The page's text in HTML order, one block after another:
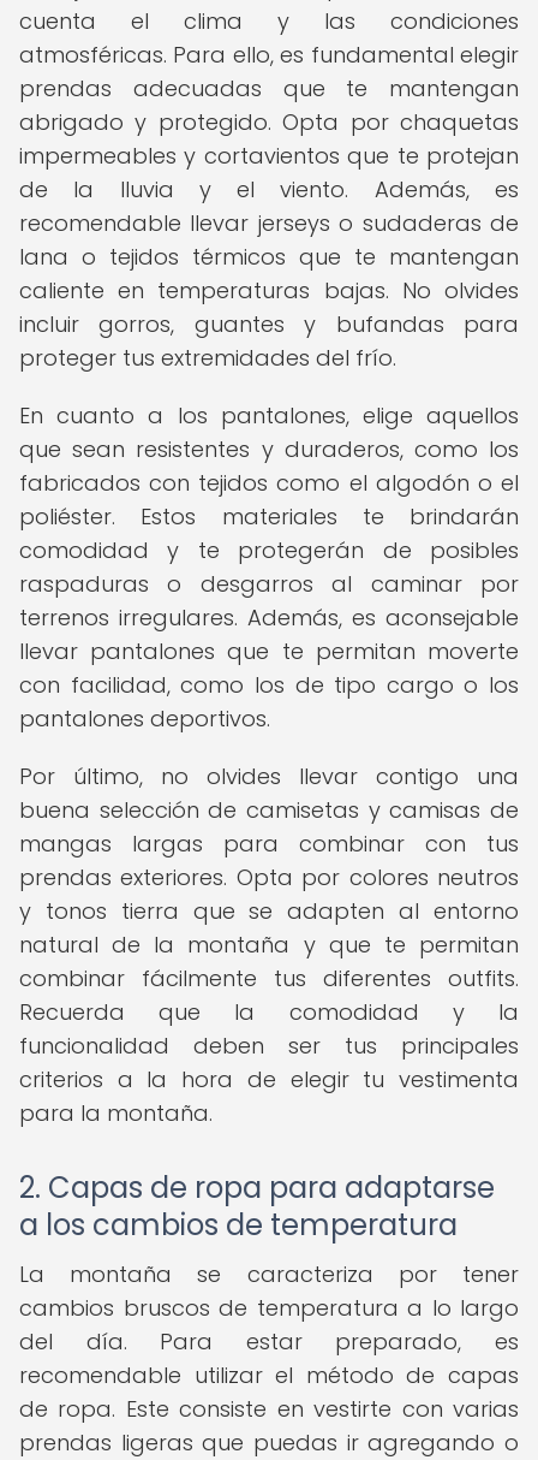
cuenta el clima y las condiciones
atmosféricas. Para ello, es fundamental elegir
prendas adecuadas que te mantengan
abrigado y protegido. Opta por chaquetas
impermeables y cortavientos que te protejan
de la lluvia y el viento. Además, es
recomendable llevar jerseys o sudaderas de
lana o tejidos térmicos que te mantengan
caliente en temperaturas bajas. No olvides
incluir gorros, guantes y bufandas para
proteger tus extremidades del frío.
En cuanto a los pantalones, elige aquellos
que sean resistentes y duraderos, como los
fabricados con tejidos como el algodón o el
poliéster. Estos materiales te brindarán
comodidad y te protegerán de posibles
raspaduras o desgarros al caminar por
terrenos irregulares. Además, es aconsejable
llevar pantalones que te permitan moverte
con facilidad, como los de tipo cargo o los
pantalones deportivos.
Por último, no olvides llevar contigo una
buena selección de camisetas y camisas de
mangas largas para combinar con tus
prendas exteriores. Opta por colores neutros
y tonos tierra que se adapten al entorno
natural de la montaña y que te permitan
combinar fácilmente tus diferentes outfits.
Recuerda que la comodidad y la
funcionalidad deben ser tus principales
criterios a la hora de elegir tu vestimenta
para la montaña.
2. Capas de ropa para adaptarse
a los cambios de temperatura
La montaña se caracteriza por tener
cambios bruscos de temperatura a lo largo
del día. Para estar preparado, es
recomendable utilizar el método de capas
de ropa. Este consiste en vestirte con varias
prendas ligeras que puedas ir agregando o